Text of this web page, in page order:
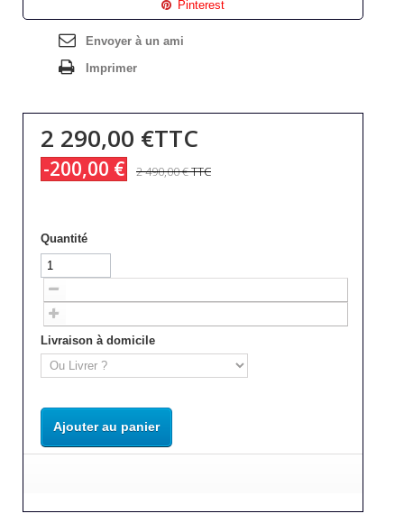
Pinterest
Envoyer à un ami
Imprimer
2 290,00 €TTC
-200,00 € 2 490,00 €TTC
Quantité
Livraison à domicile
Ajouter au panier